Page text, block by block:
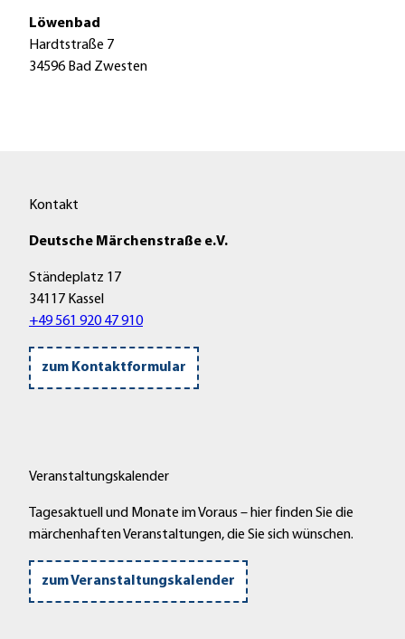
Löwenbad
Hardtstraße 7
34596 Bad Zwesten
Kontakt
Deutsche Märchenstraße e.V.
Ständeplatz 17
34117 Kassel
+49 561 920 47 910
zum Kontaktformular
Veranstaltungskalender
Tagesaktuell und Monate im Voraus – hier finden Sie die
märchenhaften Veranstaltungen, die Sie sich wünschen.
zum Veranstaltungskalender